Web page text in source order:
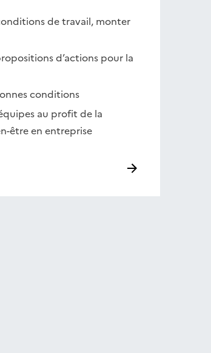
de travail, monter
d’actions pour la
conditions
au profit de la
être en entreprise